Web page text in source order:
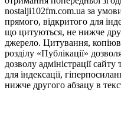
nostalji102fm.com.ua за
прямого, відкритого для
що цитуються, не нижче
джерело. Цитування,
розділу «Публікації»
дозволу адміністрації
для індексації,
нижче другого абзацу в